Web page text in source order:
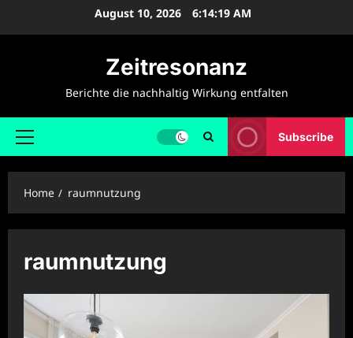
August 10, 2026 6:14:19 AM
Zeitresonanz
Berichte die nachhaltig Wirkung entfalten
Primary
Subscribe
Home raumnutzung
raumnutzung